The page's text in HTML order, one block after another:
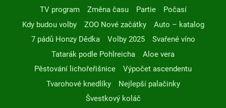
TV program
Změna času Partie
Počasí
Kdy budou volby
ZOO Nové začátky
Auto – katalog
7 pádů Honzy Dědka
Volby 2025
Svařené víno
Tatarák podle Pohlreicha
Aloe vera
Pěstování lichořeřišnice
Výpočet ascendentu
Tvarohové knedlíky
Nejlepší palačinky
Švestkový koláč